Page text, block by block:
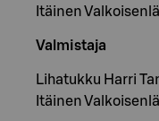
Itäinen
Valmistaja
Lihatukku Harri
Itäinen